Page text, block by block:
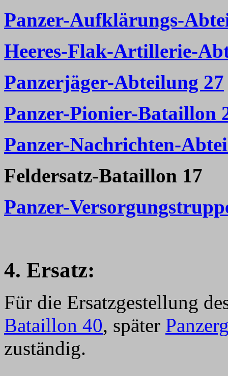
Panzer-Aufklärungs-
Heeres-Flak-Artillerie-
Panzerjäger-Abteilung 27
Panzer-Pionier-Bataillon
Panzer-Nachrichten-
Feldersatz-Bataillon 17
Panzer-
4. Ersatz:
Für die Ersatzgestellung
Bataillon 40, später
zuständig.